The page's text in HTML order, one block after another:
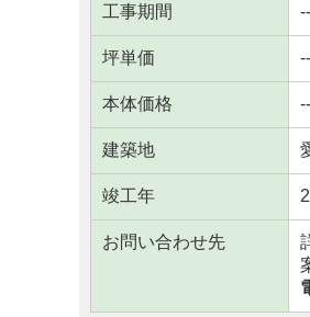
工事期間 --
坪単価 --
本体価格 --
建築地
竣工年
お問い合わせ先